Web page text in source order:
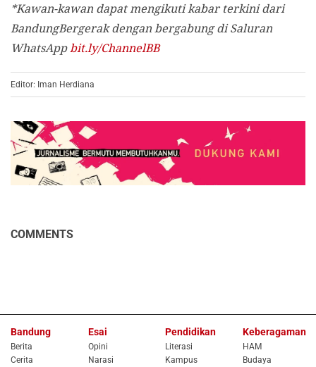
*Kawan-kawan dapat mengikuti kabar terkini dari
BandungBergerak dengan bergabung di Saluran
WhatsAppbit.ly/ChannelBB
Editor: Iman Herdiana
COMMENTS
Bandung
Berita
Cerita
Esai
Opini
Narasi
Pendidikan
Literasi
Kampus
Keberagaman
HAM
Budaya